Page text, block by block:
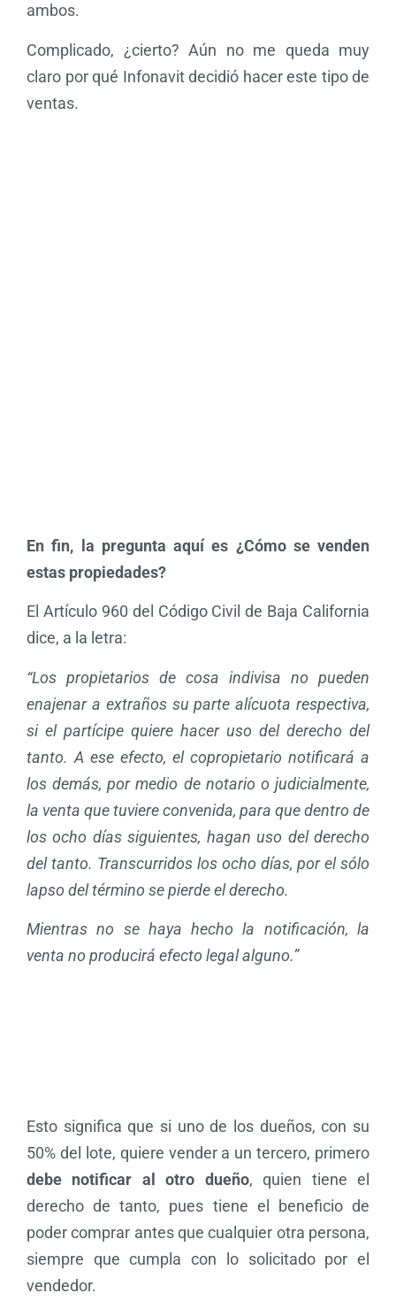
ambos.
Complicado, ¿cierto? Aún no me queda muy
claro por qué Infonavit decidió hacer este tipo de
ventas.
En fin, la pregunta aquí es ¿Cómo se venden
estas propiedades?
El Artículo 960 del Código Civil de Baja California
dice, a la letra:
“Los propietarios de cosa indivisa no pueden
enajenar a extraños su parte alícuota respectiva,
si el partícipe quiere hacer uso del derecho del
tanto. A ese efecto, el copropietario notificará a
los demás, por medio de notario o judicialmente,
la venta que tuviere convenida, para que dentro de
los ocho días siguientes, hagan uso del derecho
del tanto. Transcurridos los ocho días, por el sólo
lapso del término se pierde el derecho.
Mientras no se haya hecho la notificación, la
venta no producirá efecto legal alguno.”
Esto significa que si uno de los dueños, con su
50% del lote, quiere vender a un tercero, primero
debe notificar al otro dueño, quien tiene el
derecho de tanto, pues tiene el beneficio de
poder comprar antes que cualquier otra persona,
siempre que cumpla con lo solicitado por el
vendedor.